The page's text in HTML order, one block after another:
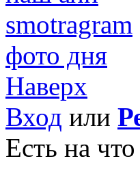
smotragram
фото дня
Наверх
Вход или
Есть на